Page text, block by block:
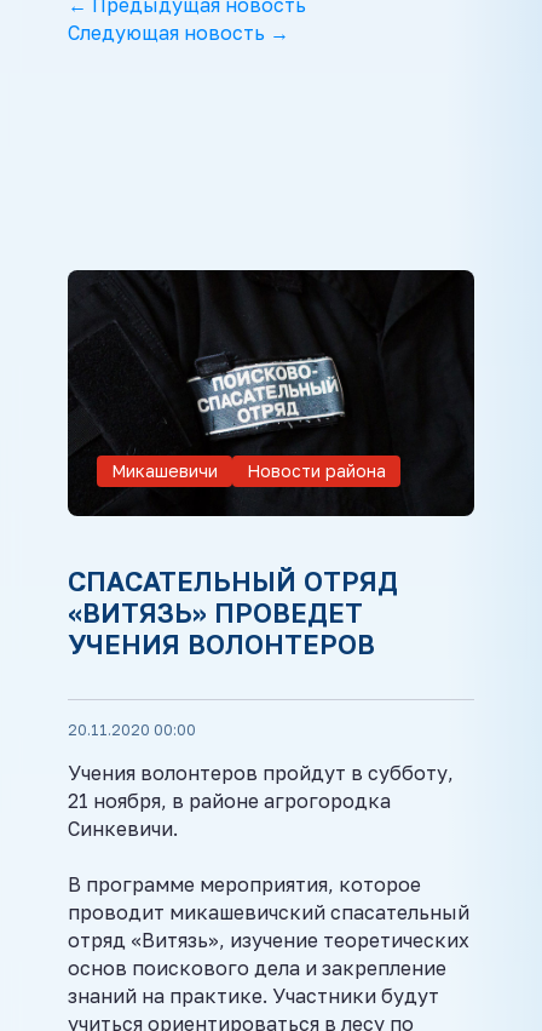
← Предыдущая новость
Следующая новость →
Микашевичи Новости района
СПАСАТЕЛЬНЫЙ ОТРЯД
«ВИТЯЗЬ» ПРОВЕДЕТ
УЧЕНИЯ ВОЛОНТЕРОВ
20.11.2020 00:00
Учения волонтеров пройдут в субботу,
21 ноября, в районе агрогородка
Синкевичи.
В программе мероприятия, которое
проводит микашевичский спасательный
отряд «Витязь», изучение теоретических
основ поискового дела и закрепление
знаний на практике. Участники будут
учиться ориентироваться в лесу по